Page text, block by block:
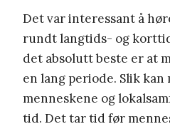
Det var interessant å
rundt langtids- og
det absolutt beste er at
en lang periode. Slik kan
menneskene og
tid. Det tar tid før